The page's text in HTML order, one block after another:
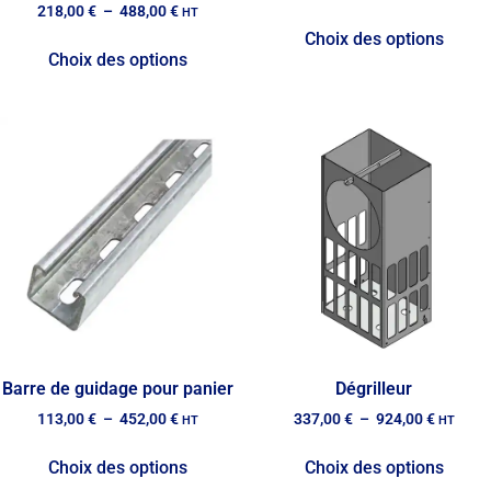
218,00€ – 488,00€ HT
Choix des options
Choix des options
Barre de guidage pour panier
113,00€ – 452,00€ HT
Choix des options
Dégrilleur
337,00€ – 924,00€ HT
Choix des options